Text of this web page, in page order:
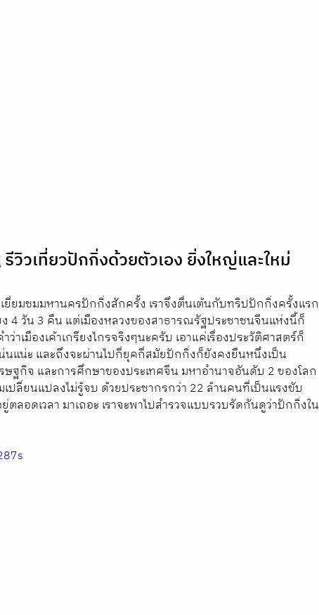
วิวเที่ยวปักกิ่งด้วยตัวเอง ยิ่งใหญ่และใหม่
เยี่ยมชมมหานครปักกิ่งสักครั้ง เราจึงตื่นเต้นกับทริปปักกิ่งครั้งแรก
4 วัน 3 คืน แต่เมืองหลวงของสาธารณรัฐประชาชนจีนแห่งนี้ก็
ว่าเมืองเค้าเกรียงไกรจริงๆนะครับ เอาแค่เรื่องประวัติศาสตร์ก็
นแน่ะ และถึงจะผ่านไปกี่ยุคกี่สมัยปักกิ่งก็ยังคงยืนหนึ่งเป็น
ฐกิจ และการศึกษาของประเทศจีน มหาอำนาจอันดับ 2 ของโลก
เปลี่ยนแปลงไม่รู้จบ ด้วยประชากรกว่า 22 ล้านคนที่เป็นแรงขับ
ตลอดเวลา มาเถอะ เราจะพาไปสำรวจแบบรวบรัดกันดูว่าปักกิ่งใน